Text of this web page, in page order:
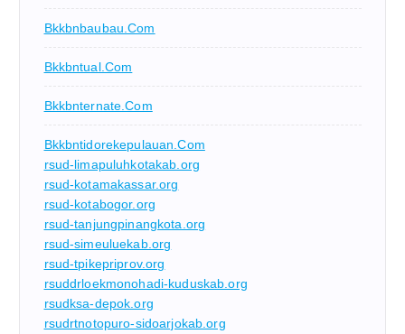
Bkkbnbaubau.com
Bkkbntual.com
Bkkbnternate.com
Bkkbntidorekepulauan.com
rsud-limapuluhkotakab.org
rsud-kotamakassar.org
rsud-kotabogor.org
rsud-tanjungpinangkota.org
rsud-simeuluekab.org
rsud-tpikepriprov.org
rsuddrloekmonohadi-kuduskab.org
rsudksa-depok.org
rsudrtnotopuro-sidoarjokab.org